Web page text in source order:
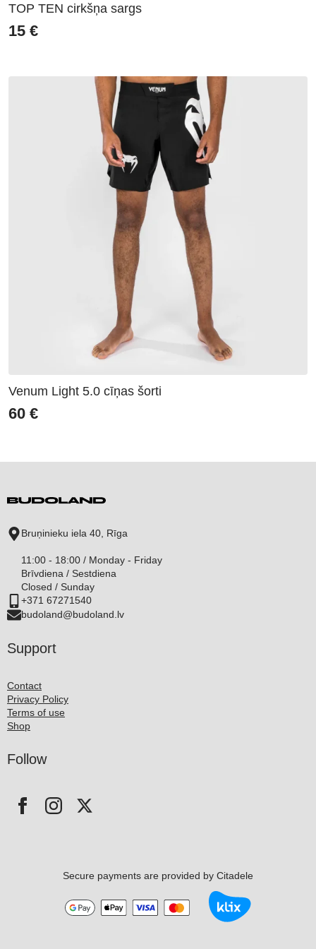
TOP TEN cirkšņa sargs
15 €
Venum Light 5.0 cīņas šorti
60 €
Bruņinieku iela 40, Rīga
11:00 - 18:00 / Monday - Friday
Brīvdiena / Sestdiena
Closed / Sunday
+371 67271540
budoland@budoland.lv
Support
Contact
Privacy Policy
Terms of use
Shop
Follow
Secure payments are provided by Citadele